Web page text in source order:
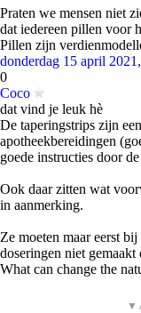
Praten we mensen niet
dat iedereen pillen voor
Pillen zijn
donderdag 15 april
0
Coco
dat vind je leuk hè
De taperingstrips zijn
apotheekbereidingen
goede instructies door
Ook daar zitten wat
in aanmerking.
Ze moeten maar eerst
doseringen niet gemaakt
What can change the
▼